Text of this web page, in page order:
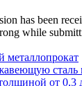
has been
while
от 0,3